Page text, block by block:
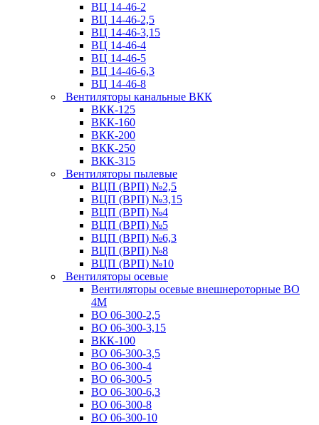
ВЦ 14-46-2
ВЦ 14-46-2,5
ВЦ 14-46-3,15
ВЦ 14-46-4
ВЦ 14-46-5
ВЦ 14-46-6,3
ВЦ 14-46-8
Вентиляторы канальные ВКК
ВКК-125
ВКК-160
ВКК-200
ВКК-250
ВКК-315
Вентиляторы пылевые
ВЦП (ВРП) №2,5
ВЦП (ВРП) №3,15
ВЦП (ВРП) №4
ВЦП (ВРП) №5
ВЦП (ВРП) №6,3
ВЦП (ВРП) №8
ВЦП (ВРП) №10
Вентиляторы осевые
Вентиляторы осевые внешнероторные ВО
4М
ВО 06-300-2,5
ВО 06-300-3,15
ВКК-100
ВО 06-300-3,5
ВО 06-300-4
ВО 06-300-5
ВО 06-300-6,3
ВО 06-300-8
ВО 06-300-10